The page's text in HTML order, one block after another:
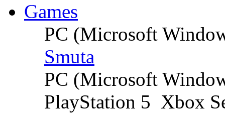
Games
PC (Microsoft
Smuta
PC (Microsoft
PlayStation 5 Xbox